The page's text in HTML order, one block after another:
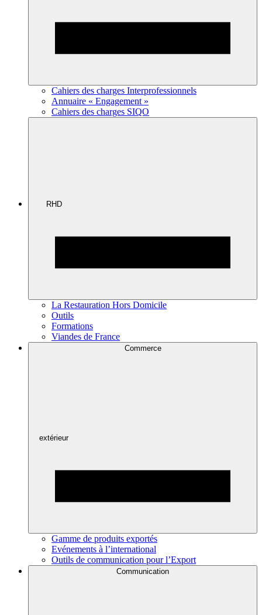
Cahiers des charges Interprofessionnels
Annuaire « Engagement »
Cahiers des charges SIQO
RHD
La Restauration Hors Domicile
Outils
Formations
Viandes de France
Commerce
extérieur
Gamme de produits exportés
Evénements à l’international
Outils de communication pour l’Export
Communication